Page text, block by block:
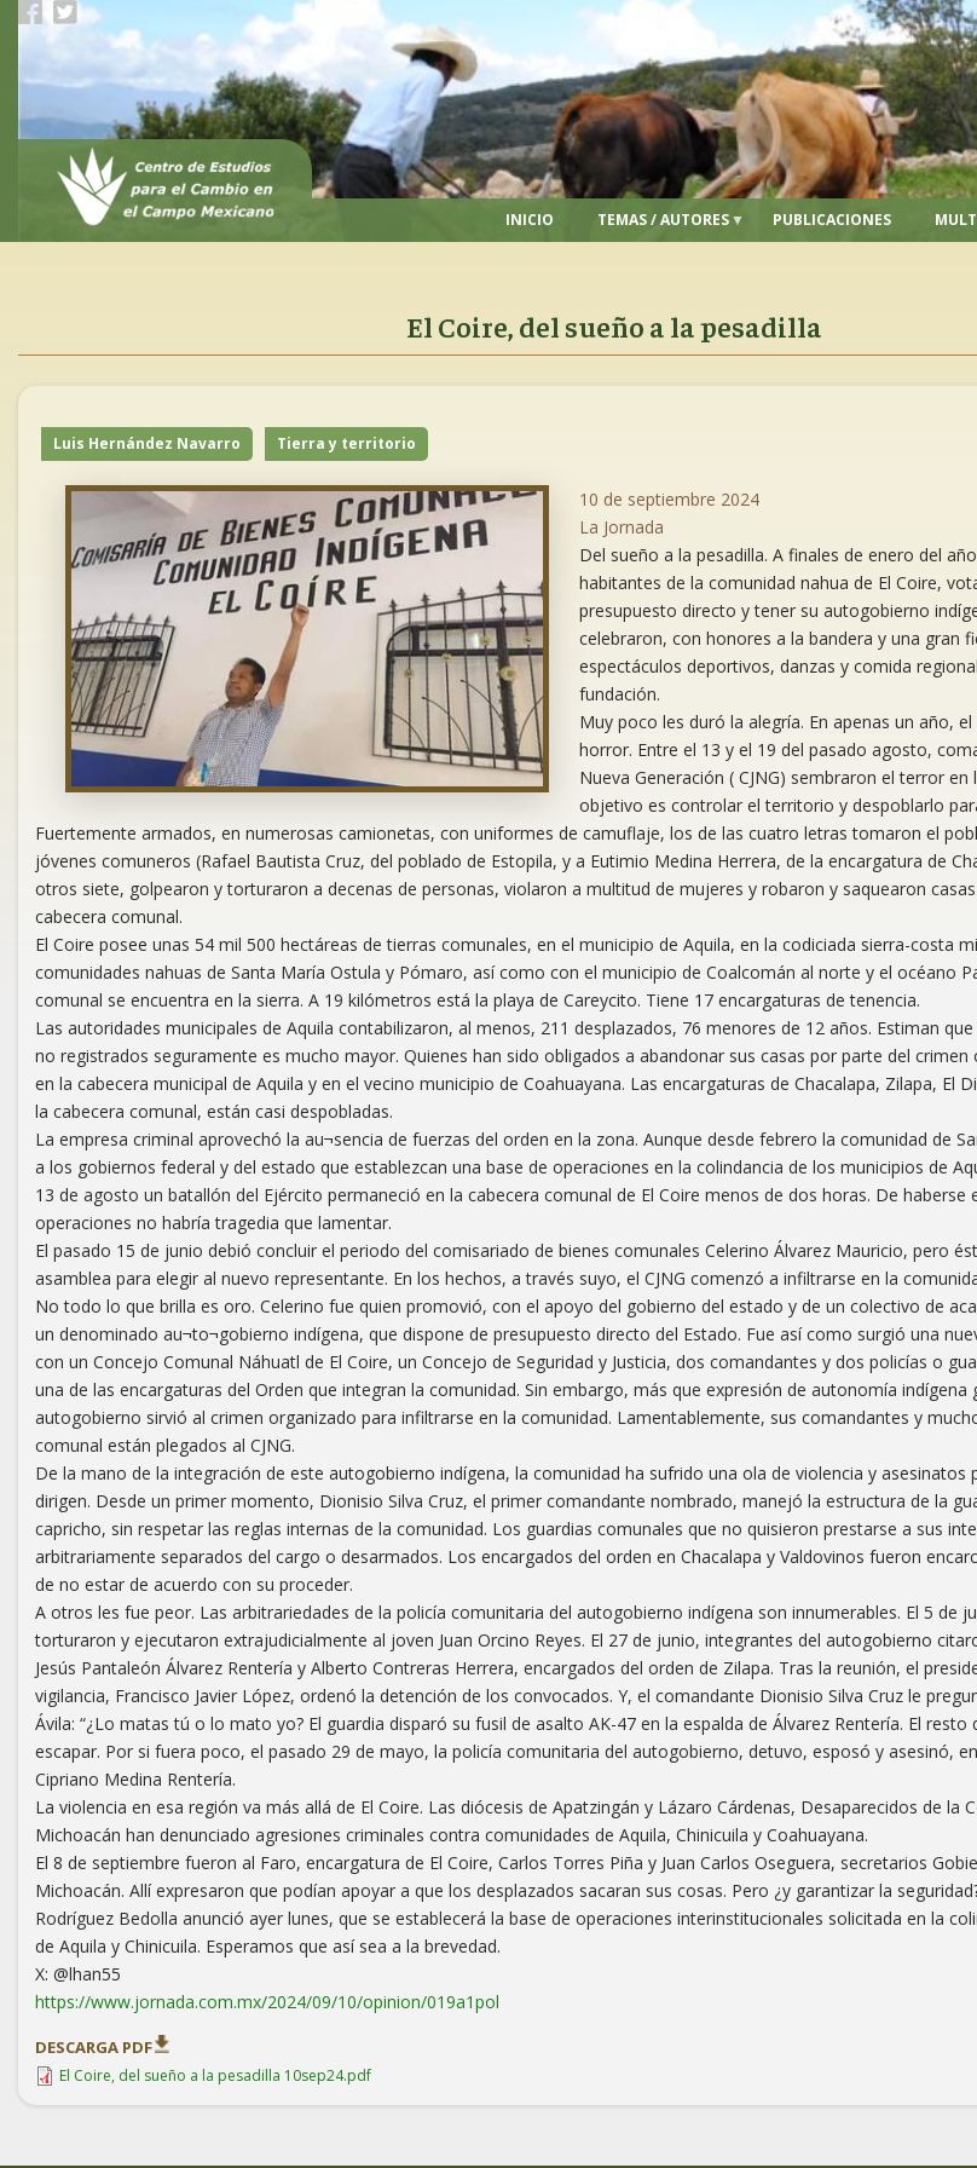
Pasar
contenido
INICIO TEMAS / AUTORES PUBLICACIONES
El Coire, del sueño a la pesadilla
Luis Hernández Navarro Tierra y territorio
10 de septiembre 2024
La Jornada
Del sueño a la pesadilla. A finales de enero del
habitantes de la comunidad nahua de El Coire,
presupuesto directo y tener su autogobierno
celebraron, con honores a la bandera y una gran
espectáculos deportivos, danzas y comida
fundación.
Muy poco les duró la alegría. En apenas un año,
horror. Entre el 13 y el 19 del pasado agosto,
Nueva Generación ( CJNG) sembraron el terror en
objetivo es controlar el territorio y despoblarlo
Fuertemente armados, en numerosas camionetas, con uniformes de camuflaje, los de las cuatro letras tomaron el
jóvenes comuneros (Rafael Bautista Cruz, del poblado de Estopila, y a Eutimio Medina Herrera, de la encargatura de
otros siete, golpearon y torturaron a decenas de personas, violaron a multitud de mujeres y robaron y saquearon
cabecera comunal.
El Coire posee unas 54 mil 500 hectáreas de tierras comunales, en el municipio de Aquila, en la codiciada sierra-costa
comunidades nahuas de Santa María Ostula y Pómaro, así como con el municipio de Coalcomán al norte y el océano
comunal se encuentra en la sierra. A 19 kilómetros está la playa de Careycito. Tiene 17 encargaturas de tenencia.
Las autoridades municipales de Aquila contabilizaron, al menos, 211 desplazados, 76 menores de 12 años. Estiman
no registrados seguramente es mucho mayor. Quienes han sido obligados a abandonar sus casas por parte del crimen
en la cabecera municipal de Aquila y en el vecino municipio de Coahuayana. Las encargaturas de Chacalapa, Zilapa, El
la cabecera comunal, están casi despobladas.
La empresa criminal aprovechó la au¬sencia de fuerzas del orden en la zona. Aunque desde febrero la comunidad de
a los gobiernos federal y del estado que establezcan una base de operaciones en la colindancia de los municipios de
13 de agosto un batallón del Ejército permaneció en la cabecera comunal de El Coire menos de dos horas. De haberse
operaciones no habría tragedia que lamentar.
El pasado 15 de junio debió concluir el periodo del comisariado de bienes comunales Celerino Álvarez Mauricio, pero
asamblea para elegir al nuevo representante. En los hechos, a través suyo, el CJNG comenzó a infiltrarse en la
No todo lo que brilla es oro. Celerino fue quien promovió, con el apoyo del gobierno del estado y de un colectivo de
un denominado au¬to¬gobierno indígena, que dispone de presupuesto directo del Estado. Fue así como surgió una
con un Concejo Comunal Náhuatl de El Coire, un Concejo de Seguridad y Justicia, dos comandantes y dos policías o
una de las encargaturas del Orden que integran la comunidad. Sin embargo, más que expresión de autonomía indígena
autogobierno sirvió al crimen organizado para infiltrarse en la comunidad. Lamentablemente, sus comandantes y
comunal están plegados al CJNG.
De la mano de la integración de este autogobierno indígena, la comunidad ha sufrido una ola de violencia y asesinatos
dirigen. Desde un primer momento, Dionisio Silva Cruz, el primer comandante nombrado, manejó la estructura de la
capricho, sin respetar las reglas internas de la comunidad. Los guardias comunales que no quisieron prestarse a sus
arbitrariamente separados del cargo o desarmados. Los encargados del orden en Chacalapa y Valdovinos fueron
de no estar de acuerdo con su proceder.
A otros les fue peor. Las arbitrariedades de la policía comunitaria del autogobierno indígena son innumerables. El 5 de
torturaron y ejecutaron extrajudicialmente al joven Juan Orcino Reyes. El 27 de junio, integrantes del autogobierno
Jesús Pantaleón Álvarez Rentería y Alberto Contreras Herrera, encargados del orden de Zilapa. Tras la reunión, el
vigilancia, Francisco Javier López, ordenó la detención de los convocados. Y, el comandante Dionisio Silva Cruz le
Ávila: “¿Lo matas tú o lo mato yo? El guardia disparó su fusil de asalto AK-47 en la espalda de Álvarez Rentería. El
escapar. Por si fuera poco, el pasado 29 de mayo, la policía comunitaria del autogobierno, detuvo, esposó y asesinó,
Cipriano Medina Rentería.
La violencia en esa región va más allá de El Coire. Las diócesis de Apatzingán y Lázaro Cárdenas, Desaparecidos de la
Michoacán han denunciado agresiones criminales contra comunidades de Aquila, Chinicuila y Coahuayana.
El 8 de septiembre fueron al Faro, encargatura de El Coire, Carlos Torres Piña y Juan Carlos Oseguera, secretarios
Michoacán. Allí expresaron que podían apoyar a que los desplazados sacaran sus cosas. Pero ¿y garantizar la
Rodríguez Bedolla anunció ayer lunes, que se establecerá la base de operaciones interinstitucionales solicitada en la
de Aquila y Chinicuila. Esperamos que así sea a la brevedad.
X: @lhan55
https://www.jornada.com.mx/2024/09/10/opinion/019a1pol
DESCARGA PDF
El Coire, del sueño a la pesadilla 10sep24.pdf